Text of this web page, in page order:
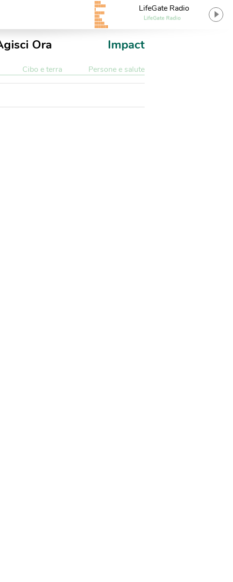
LifeGate Radio
LifeGate Radio
Ora Impact
Cibo e terra Persone e salute